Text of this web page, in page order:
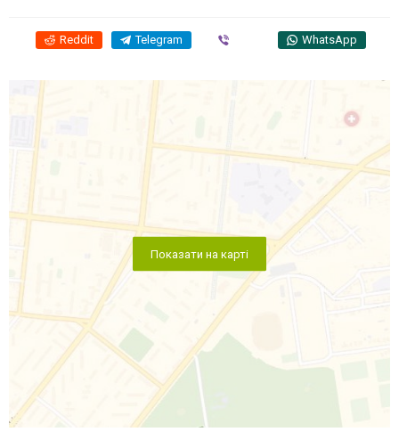
Reddit Telegram WhatsApp
Показати на карті